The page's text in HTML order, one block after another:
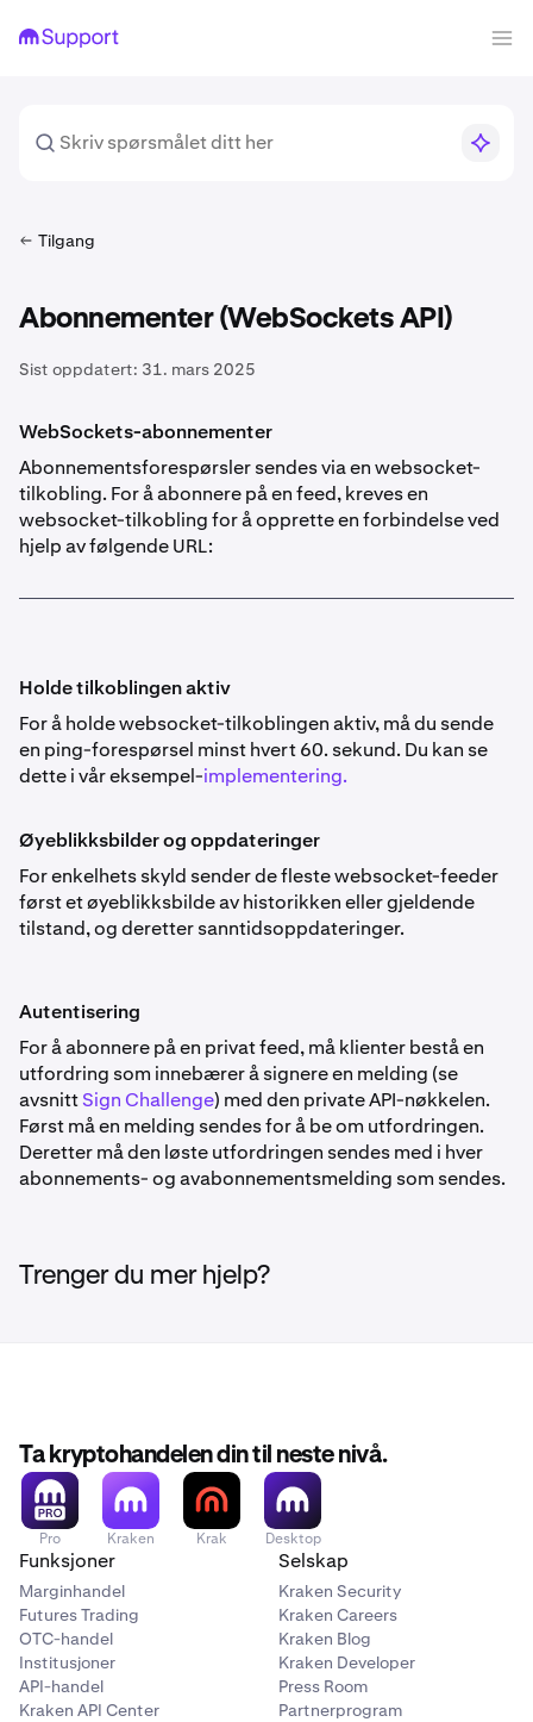
Tilgang
Abonnementer (WebSockets API)
Sist oppdatert: 31. mars 2025
WebSockets-abonnementer
Abonnementsforespørsler sendes via en websocket-
tilkobling. For å abonnere på en feed, kreves en
websocket-tilkobling for å opprette en forbindelse ved
hjelp av følgende URL:
Holde tilkoblingen aktiv
For å holde websocket-tilkoblingen aktiv, må du sende
en ping-forespørsel minst hvert 60. sekund. Du kan se
dette i vår eksempel-implementering.
Øyeblikksbilder og oppdateringer
For enkelhets skyld sender de fleste websocket-feeder
først et øyeblikksbilde av historikken eller gjeldende
tilstand, og deretter sanntidsoppdateringer.
Autentisering
For å abonnere på en privat feed, må klienter bestå en
utfordring som innebærer å signere en melding (se
avsnittSign Challenge) med den private API-nøkkelen.
Først må en melding sendes for å be om utfordringen.
Deretter må den løste utfordringen sendes med i hver
abonnements- og avabonnementsmelding som sendes.
Trenger du mer hjelp?
Ta kryptohandelen din til neste nivå.
Pro Kraken Krak Desktop
Funksjoner
Marginhandel
Futures Trading
OTC-handel
Institusjoner
API-handel
Kraken API Center
Selskap
Kraken Security
Kraken Careers
Kraken Blog
Kraken Developer
Press Room
Partnerprogram